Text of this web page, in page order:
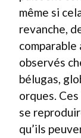
même si
revanche,
comparable
observés
bélugas,
orques.
se
qu’ils